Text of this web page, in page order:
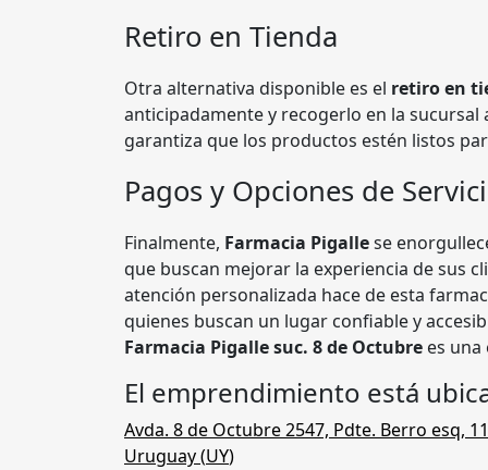
Retiro en Tienda
Otra alternativa disponible es el retiro en
anticipadamente y recogerlo en la
garantiza que los productos estén listos
Pagos y Opciones de
Finalmente, Farmacia Pigallese
que buscan mejorar la experiencia de sus
atención personalizada hace de esta
quienes buscan un lugar confiable y
Farmacia Pigalle suc. 8 de Octubre es una
El emprendimiento está
Avda. 8 de Octubre 2547, Pdte. Berro esq,
Uruguay (UY)